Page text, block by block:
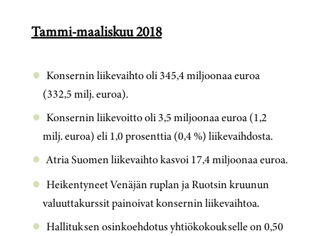
Tammi-maaliskuu 2018
Konsernin liikevaihto oli 345,4 miljoonaa euroa
(332,5 milj. euroa).
Konsernin liikevoitto oli 3,5 miljoonaa euroa (1,2
milj. euroa) eli 1,0 prosenttia (0,4 %) liikevaihdosta.
Atria Suomen liikevaihto kasvoi 17,4 miljoonaa euroa.
Heikentyneet Venäjän ruplan ja Ruotsin kruunun
valuuttakurssit painoivat konsernin liikevaihtoa.
Hallituksen osinkoehdotus yhtiökokoukselle on 0,50